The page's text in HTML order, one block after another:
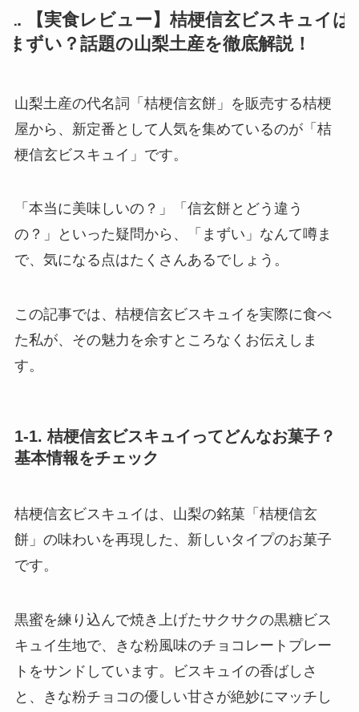
1. 【実食レビュー】桔梗信玄ビスキュイは
まずい？話題の山梨土産を徹底解説！
山梨土産の代名詞「桔梗信玄餅」を販売する桔梗
屋から、新定番として人気を集めているのが「桔
梗信玄ビスキュイ」です。
「本当に美味しいの？」「信玄餅とどう違う
の？」といった疑問から、「まずい」なんて噂ま
で、気になる点はたくさんあるでしょう。
この記事では、桔梗信玄ビスキュイを実際に食べ
た私が、その魅力を余すところなくお伝えしま
す。
1-1. 桔梗信玄ビスキュイってどんなお菓子？
基本情報をチェック
桔梗信玄ビスキュイは、山梨の銘菓「桔梗信玄
餅」の味わいを再現した、新しいタイプのお菓子
です。
黒蜜を練り込んで焼き上げたサクサクの黒糖ビス
キュイ生地で、きな粉風味のチョコレートプレー
トをサンドしています。ビスキュイの香ばしさ
と、きな粉チョコの優しい甘さが絶妙にマッチし